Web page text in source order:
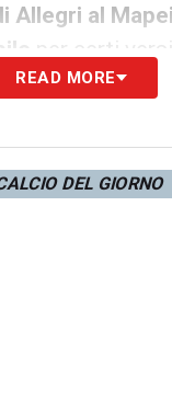
Allegri al
per certi
senza coppe,
READ MORE
DEL GIORNO